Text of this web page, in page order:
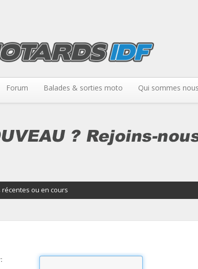
Forum Balades & sorties moto Qui sommes nous
ou en cours